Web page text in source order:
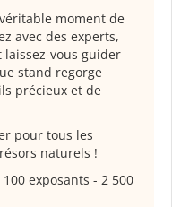
moment de
avec des experts,
laissez-vous guider
stand regorge
précieux et de
pour tous les
naturels !
exposants - 2 500